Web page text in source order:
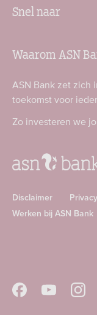
Snel naar
Waarom ASN
ASN Bank zet zich
toekomst voor
Zo investeren we
Disclaimer Privacy
Werken bij ASN Bank
in
Volg
Volg
Volg